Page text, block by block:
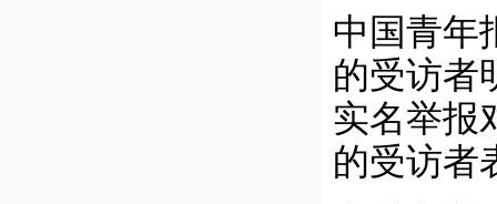
中国青年
的受访者
实名举报
的受访者